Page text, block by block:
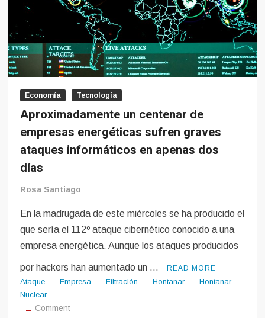
Economía Tecnología
Aproximadamente un centenar de
empresas energéticas sufren graves
ataques informáticos en apenas dos
días
Rosa Santiago
En la madrugada de este miércoles se ha producido el
que sería el 112º ataque cibernético conocido a una
empresa energética. Aunque los ataques producidos
por hackers han aumentado un … READ MORE
Ataque Empresa Filtración Hontanar
Hontanar
Nuclear
Commenton